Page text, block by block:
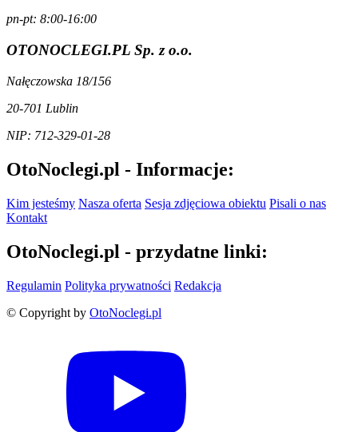
pn-pt: 8:00-16:00
OTONOCLEGI.PL Sp. z o.o.
Nałęczowska 18/156
20-701 Lublin
NIP: 712-329-01-28
OtoNoclegi.pl - Informacje:
Kim jesteśmy Nasza oferta Sesja zdjęciowa obiektu Pisali o nas
Kontakt
OtoNoclegi.pl - przydatne linki:
Regulamin Polityka prywatności Redakcja
© Copyright by OtoNoclegi.pl